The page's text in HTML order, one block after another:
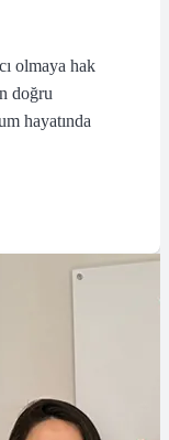
olmaya hak
doğru
hayatında